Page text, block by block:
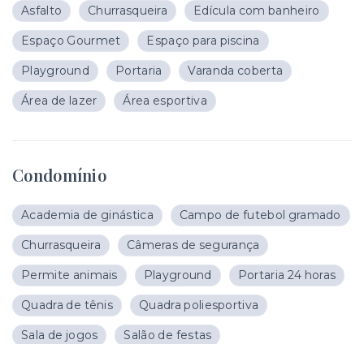
Asfalto Churrasqueira Edícula com banheiro
Espaço Gourmet Espaço para piscina
Playground Portaria Varanda coberta
Área de lazer Área esportiva
Condomínio
Academia de ginástica Campo de futebol gramado
Churrasqueira Câmeras de segurança
Permite animais Playground Portaria 24 horas
Quadra de tênis Quadra poliesportiva
Sala de jogos Salão de festas